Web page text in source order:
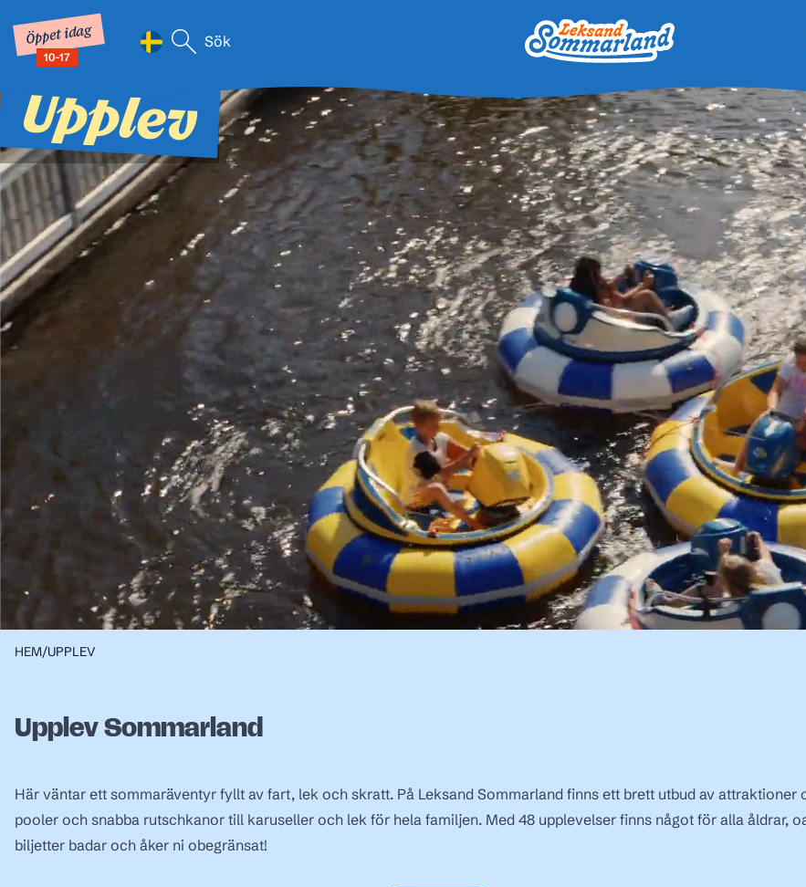
Öppet idag
10-17
Leksand Sommarland
Upplev
HEM/UPPLEV
Upplev Sommarland
Här väntar ett sommaräventyr fyllt av fart, lek och skratt. På Leksand Sommarland finns ett brett utbud av
pooler och snabba rutschkanor till karuseller och lek för hela familjen. Med 48 upplevelser finns något för alla åldrar,
biljetter badar och åker ni obegränsat!